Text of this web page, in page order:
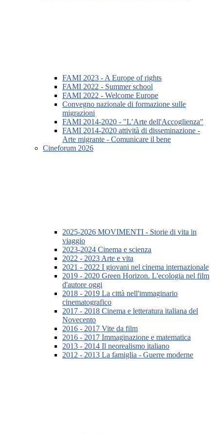
FAMI 2023 - A Europe of rights
FAMI 2022 - Summer school
FAMI 2022 - Welcome Europe
Convegno nazionale di formazione sulle
migrazioni
FAMI 2014-2020 - "L’Arte dell'Accoglienza"
FAMI 2014-2020 attività di disseminazione -
Arte migrante - Comunicare il bene
Cineforum 2026
2025-2026 MOVIMENTI - Storie di vita in
viaggio
2023-2024 Cinema e scienza
2022 - 2023 Arte e vita
2021 - 2022 I giovani nel cinema internazionale
2019 - 2020 Green Horizon. L'ecologia nel film
d'autore oggi
2018 - 2019 La città nell'immaginario
cinematografico
2017 - 2018 Cinema e letteratura italiana del
Novecento
2016 - 2017 Vite da film
2016 - 2017 Immaginazione e matematica
2013 - 2014 Il neorealismo italiano
2012 - 2013 La famiglia - Guerre moderne